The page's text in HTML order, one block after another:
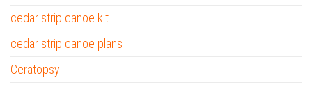
cedar strip canoe kit
cedar strip canoe plans
Ceratopsy